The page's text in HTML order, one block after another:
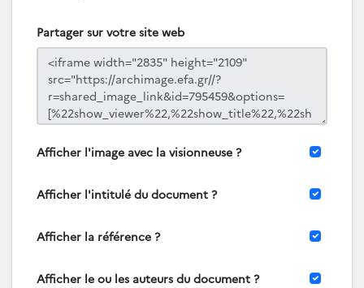
Partager sur votre site web
Afficher l'image avec la visionneuse ?
Afficher l'intitulé du document ?
Afficher la référence ?
Afficher le ou les auteurs du document ?